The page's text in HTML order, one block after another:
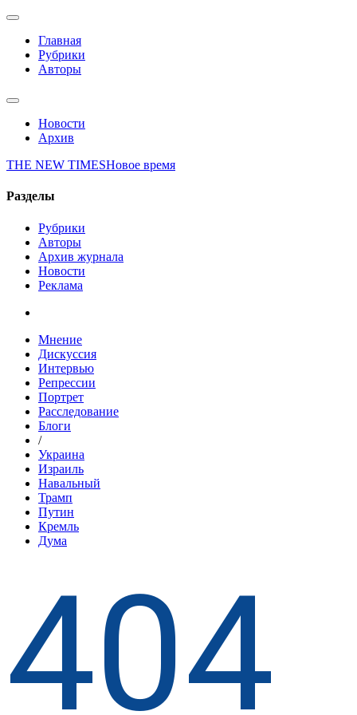
Главная
Рубрики
Авторы
Новости
Архив
THE NEW TIMESНовое время
Разделы
Рубрики
Авторы
Архив журнала
Новости
Реклама
Мнение
Дискуссия
Интервью
Репрессии
Портрет
Расследование
Блоги
/
Украина
Израиль
Навальный
Трамп
Путин
Кремль
Дума
404